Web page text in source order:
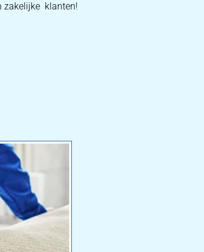
zakelijke klanten!